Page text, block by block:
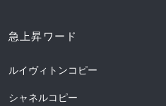
急上昇ワード
ルイヴィトンコピー
シャネルコピー